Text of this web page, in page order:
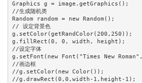
Graphics g = image.getGraphics();
//生成随机类
Random random = new Random();
// 设定背景色
g.setColor(getRandColor(200,250));
g.fillRect(0, 0, width, height);
//设定字体
g.setFont(new Font("Times New
//画边框
//g.setColor(new Color());
//g.drawRect(0,0,width-1,height-1);